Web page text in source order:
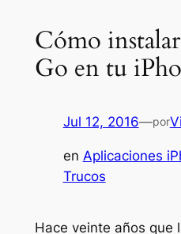
Cómo
Go en tu
Jul 12, 2016—por
en Aplicaciones
Trucos
Hace veinte años que